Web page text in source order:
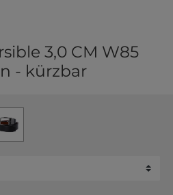
3,0 CM W85
- kürzbar